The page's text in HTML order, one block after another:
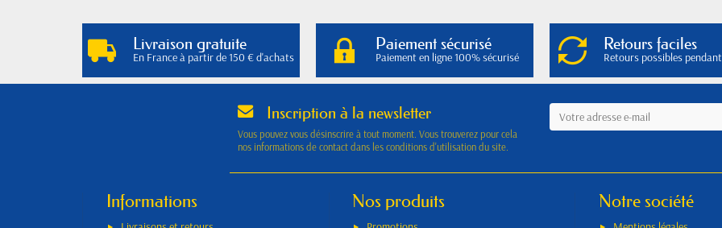
Livraison gratuite
En France à partir de 150 € d'achats
Paiement sécurisé
Paiement en ligne 100% sécurisé
Retours faciles
Retours possibles
Inscription à la newsletter
Vous pouvez vous désinscrire à tout moment. Vous trouverez pour cela
nos informations de contact dans les conditions d'utilisation du site.
Informations Nos produits Notre société